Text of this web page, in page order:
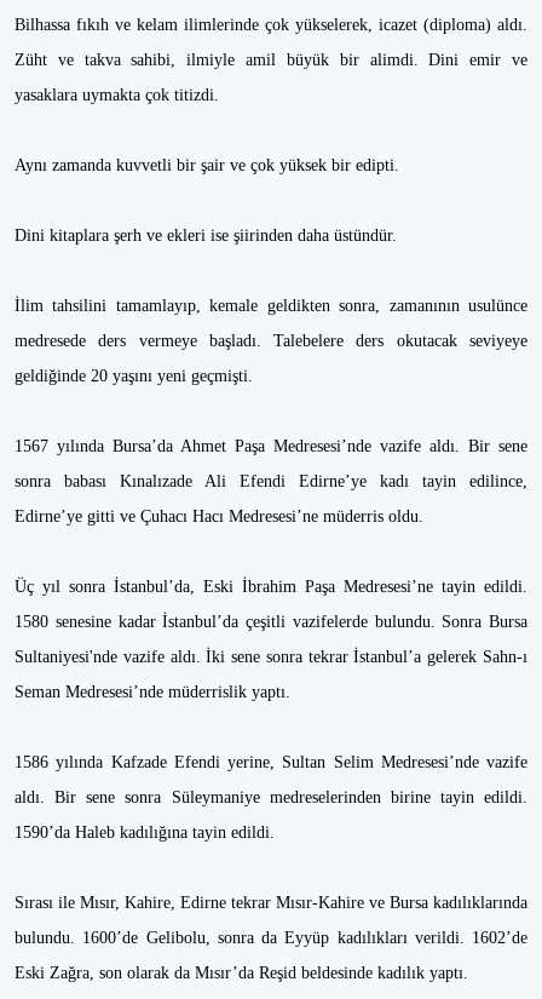
Bilhassa fıkıh ve kelam ilimlerinde çok yükselerek, icazet (diploma) aldı.
Züht ve takva sahibi, ilmiyle amil büyük bir alimdi. Dini emir ve
yasaklara uymakta çok titizdi.
Aynı zamanda kuvvetli bir şair ve çok yüksek bir edipti.
Dini kitaplara şerh ve ekleri ise şiirinden daha üstündür.
İlim tahsilini tamamlayıp, kemale geldikten sonra, zamanının usulünce
medresede ders vermeye başladı. Talebelere ders okutacak seviyeye
geldiğinde 20 yaşını yeni geçmişti.
1567 yılında Bursa’da Ahmet Paşa Medresesi’nde vazife aldı. Bir sene
sonra babası Kınalızade Ali Efendi Edirne’ye kadı tayin edilince,
Edirne’ye gitti ve Çuhacı Hacı Medresesi’ne müderris oldu.
Üç yıl sonra İstanbul’da, Eski İbrahim Paşa Medresesi’ne tayin edildi.
1580 senesine kadar İstanbul’da çeşitli vazifelerde bulundu. Sonra Bursa
Sultaniyesi'nde vazife aldı. İki sene sonra tekrar İstanbul’a gelerek Sahn-ı
Seman Medresesi’nde müderrislik yaptı.
1586 yılında Kafzade Efendi yerine, Sultan Selim Medresesi’nde vazife
aldı. Bir sene sonra Süleymaniye medreselerinden birine tayin edildi.
1590’da Haleb kadılığına tayin edildi.
Sırası ile Mısır, Kahire, Edirne tekrar Mısır-Kahire ve Bursa kadılıklarında
bulundu. 1600’de Gelibolu, sonra da Eyyüp kadılıkları verildi. 1602’de
Eski Zağra, son olarak da Mısır’da Reşid beldesinde kadılık yaptı.